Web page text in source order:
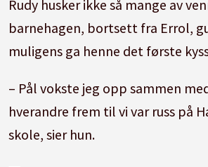
Aktuell med:
«Perfekte
settes opp ved Det Norske
Rudy husker ikke så mange av
barnehagen, bortsett fra Errol,
muligens ga henne det første
– Pål vokste jeg opp sammen
hverandre frem til vi var russ på
skole, sier hun.